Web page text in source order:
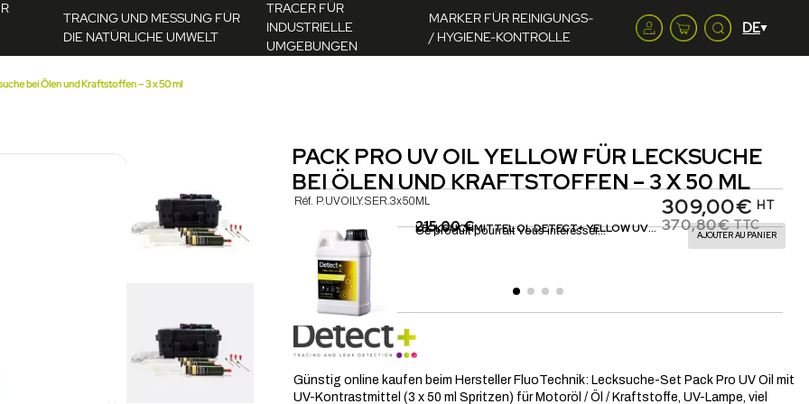
TRACING UND MESSUNG FÜR
DIE NATÜRLICHE UMWELT
TRACER FÜR
INDUSTRIELLE
UMGEBUNGEN
MARKER FÜR REINIGUNGS-
/ HYGIENE-KONTROLLE
bei Ölen und Kraftstoffen – 3 x 50 ml
PACK PRO UV OIL YELLOW FÜR LECKSUCHE
BEI ÖLEN UND KRAFTSTOFFEN – 3 X 50 ML
Réf. P.UVOILY.SER.3x50ML 309,00€ HT
370,80€ TTC
LECKSUCHMITTEL ÖL DETECT+ YELLOW UV OIL BEI ÖLVERLUST | FLUOTECHNIK AJOUTER AU PANIER Ce produit pourrait vous intéresser... LECKSUCHMITTEL MOTORÖL DETECT+ YELLOW UV OIL BEI ÖLVERLUST | FLUOTECHNIK
21,90 € AJOUTER AU PANIER
Günstig online kaufen beim Hersteller FluoTechnik: Lecksuche-Set Pack Pro UV Oil mit
UV-Kontrastmittel (3 x 50 ml Spritzen) für Motoröl / Öl / Kraftstoffe, UV-Lampe, viel